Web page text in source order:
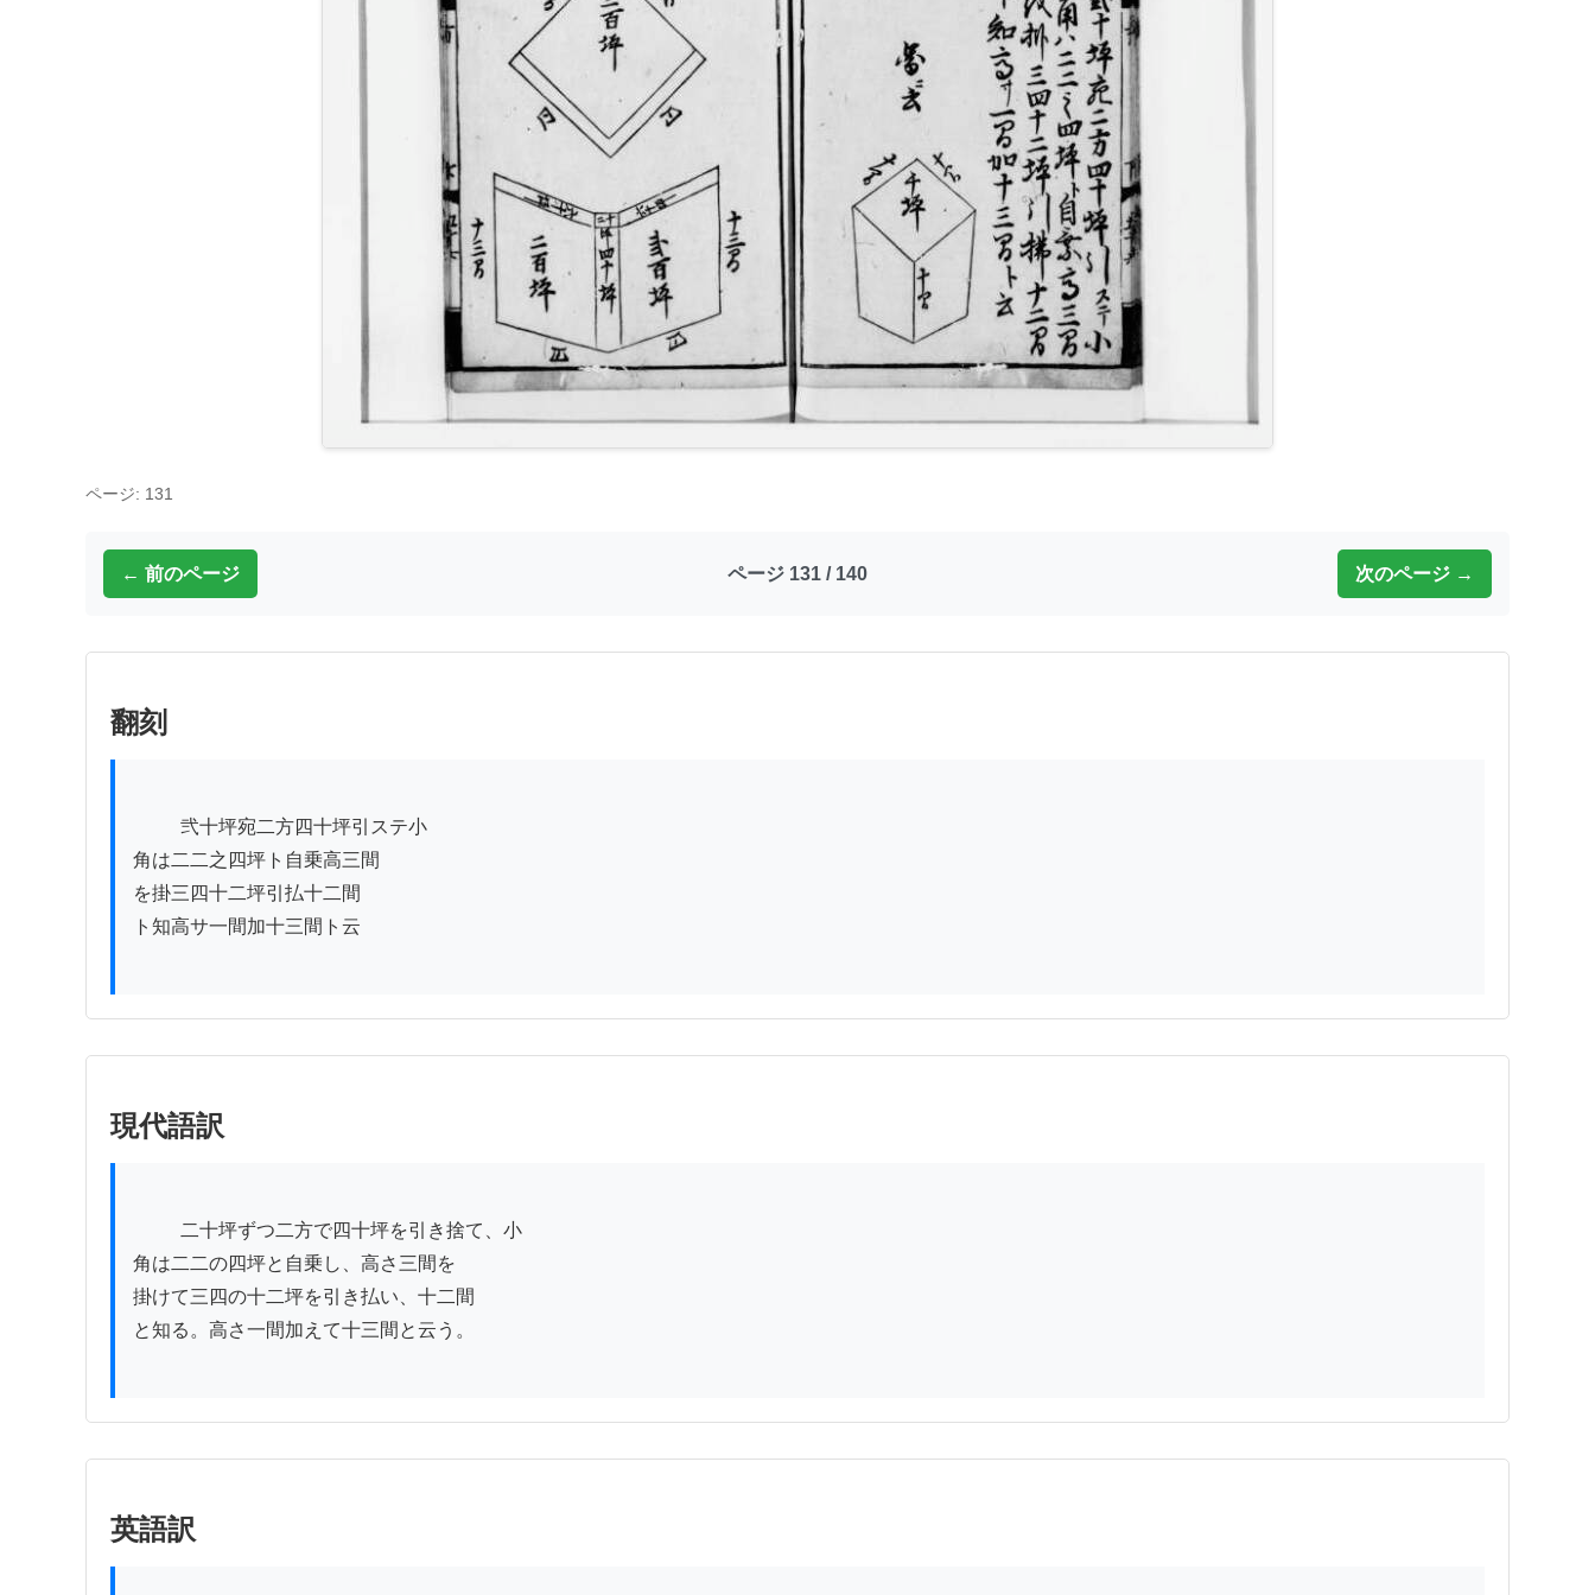
ページ: 131
← 前のページ ページ 131 / 140 次のページ →
翻刻
角は二二之四坪ト自乗高三間
を掛三四十二坪引払十二間
ト知高サ一間加十三間ト云
現代語訳
角は二二の四坪と自乗し、高さ三間を
掛けて三四の十二坪を引き払い、十二間
と知る。高さ一間加えて十三間と云う。
英語訳